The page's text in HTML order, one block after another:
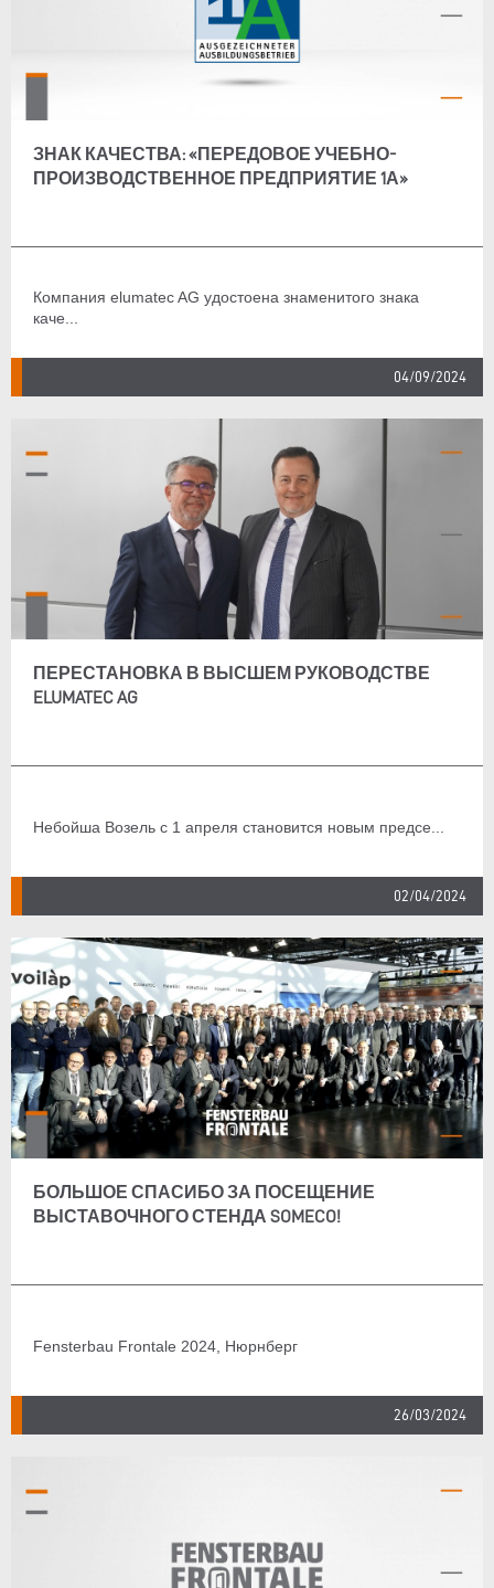
ЗНАК КАЧЕСТВА: «ПЕРЕДОВОЕ УЧЕБНО-
ПРОИЗВОДСТВЕННОЕ ПРЕДПРИЯТИЕ 1А»
Компания elumatec AG удостоена знаменитого знака
каче...
04/09/2024
ПЕРЕСТАНОВКА В ВЫСШЕМ РУКОВОДСТВЕ
ELUMATEC AG
Небойша Возель с 1 апреля становится новым предсе...
02/04/2024
БОЛЬШОЕ СПАСИБО ЗА ПОСЕЩЕНИЕ
ВЫСТАВОЧНОГО СТЕНДА SOMECO!
Fensterbau Frontale 2024, Нюрнберг
26/03/2024